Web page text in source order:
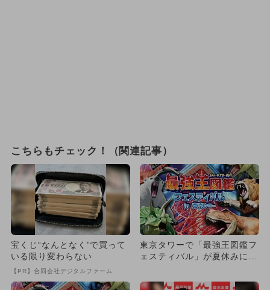
こちらもチェック！（関連記事）
宝くじ“なんとなく”で買って
いる限り変わらない
【PR】合同会社デジタルファーム
東京タワーで「最強王図鑑フ
ェスティバル」が夏休みに開